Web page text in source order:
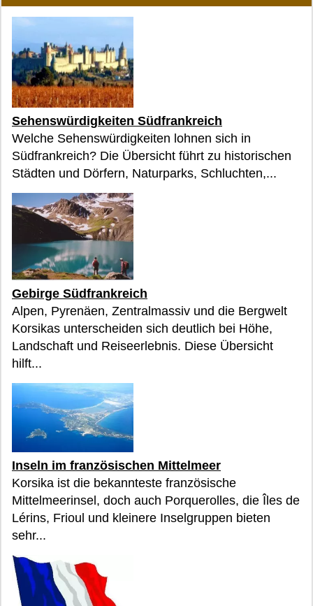
Sehenswürdigkeiten Südfrankreich
Welche Sehenswürdigkeiten lohnen sich in
Südfrankreich? Die Übersicht führt zu historischen
Städten und Dörfern, Naturparks, Schluchten,...
Gebirge Südfrankreich
Alpen, Pyrenäen, Zentralmassiv und die Bergwelt
Korsikas unterscheiden sich deutlich bei Höhe,
Landschaft und Reiseerlebnis. Diese Übersicht
hilft...
Inseln im französischen Mittelmeer
Korsika ist die bekannteste französische
Mittelmeerinsel, doch auch Porquerolles, die Îles de
Lérins, Frioul und kleinere Inselgruppen bieten
sehr...